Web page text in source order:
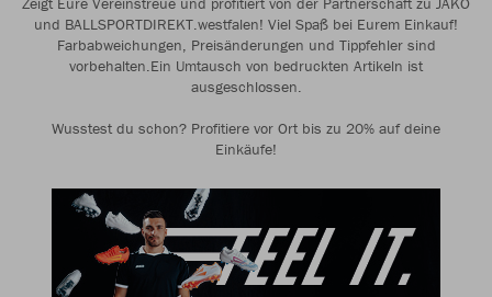
und BALLSPORTDIREKT.westfalen! Viel Spaß bei Eurem Einkauf!
Farbabweichungen, Preisänderungen und Tippfehler sind
vorbehalten.Ein Umtausch von bedruckten Artikeln ist
ausgeschlossen.
Wusstest du schon? Profitiere vor Ort bis zu 20% auf deine
Einkäufe!